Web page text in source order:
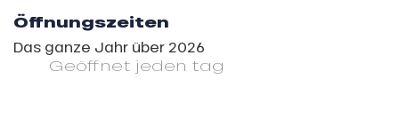
Öffnungszeiten
Das ganze Jahr über 2026
Geöffnet jeden tag